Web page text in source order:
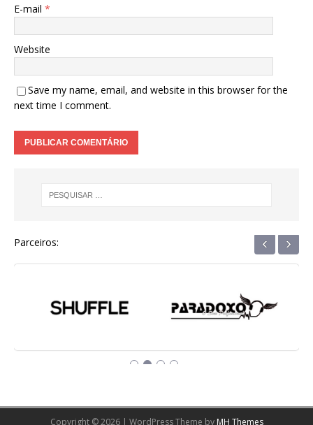
E-mail *
Website
Save my name, email, and website in this browser for the
next time I comment.
Parceiros: ‹ ›
Copyright © 2026 | WordPress Theme by MH Themes